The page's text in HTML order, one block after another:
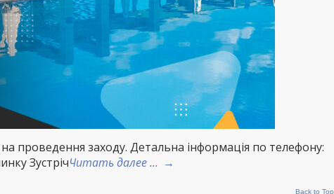
проведення заходу. Детальна інформація по телефону:
ЗустрічЧитать далее ... →
Back to Top